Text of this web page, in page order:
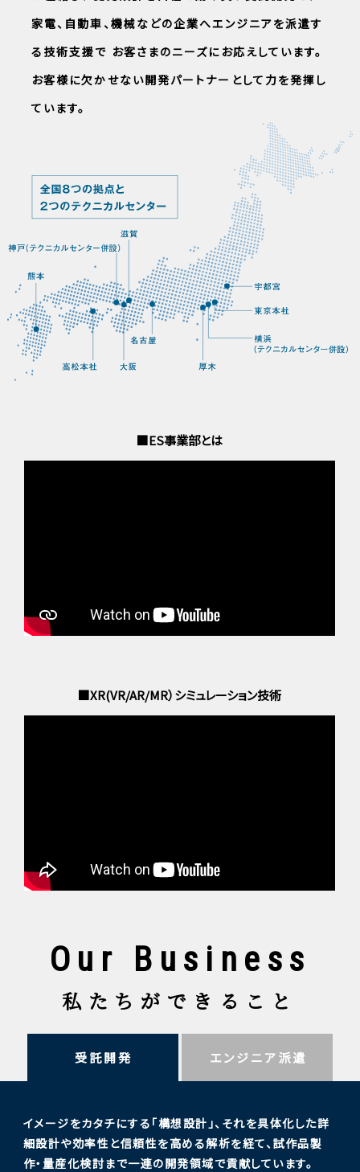
家電、自動車、機械などの企業へエンジニアを派遣す
る技術支援で お客さまのニーズにお応えしています。
お客様に欠かせない開発パートナーとして力を発揮し
ています。
■ES事業部とは
■XR(VR/AR/MR）シミュレーション技術
Our Business
私たちができること
受託開発 エンジニア派遣
イメージをカタチにする「構想設計」、それを具体化した詳
細設計や効率性と信頼性を高める解析を経て、試作品製
作・量産化検討まで一連の開発領域で貢献しています。